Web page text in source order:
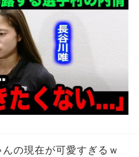
の現在が可愛すぎるｗ